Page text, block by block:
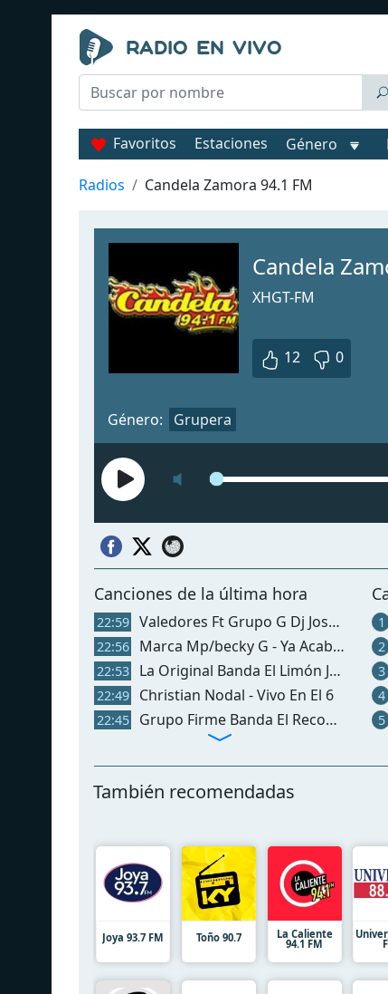
Favoritos Estaciones Género
Radios Candela Zamora 94.1 FM
Candela
XHGT-FM
12 0
Género: Grupera
Сanciones de la última hora
22:59 Valedores Ft Grupo G Dj Jose - La Inconforme
22:56 Marca Mp/becky G - Ya Acabó (con Becky G)
22:53 La Original Banda El Limón Jorge Medina Homenaje A Salvador Lizárraga - Qué Se Te Olvidó
22:49 Christian Nodal - Vivo En El 6
22:45 Grupo Firme Banda El Recodo - El Reemplazo
1
2
3
4
5
También recomendadas
Joya 93.7 FM Toño 90.7 La Caliente
94.1 FM